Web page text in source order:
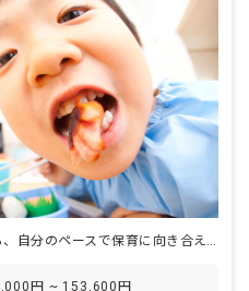
円 ~ 153,600円